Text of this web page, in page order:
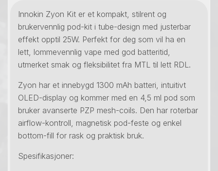
Innokin Zyon Kit er et kompakt, stilrent og
brukervennlig pod-kit i tube-design med justerbar
effekt opptil 25W. Perfekt for deg som vil ha en
lett, lommevennlig vape med god batteritid,
utmerket smak og fleksibilitet fra MTL til lett RDL.
Zyon har et innebygd 1300 mAh batteri, intuitivt
OLED-display og kommer med en 4,5 ml pod som
bruker avanserte PZP mesh-coils. Den har roterbar
airflow-kontroll, magnetisk pod-feste og enkel
bottom-fill for rask og praktisk bruk.
Spesifikasjoner: